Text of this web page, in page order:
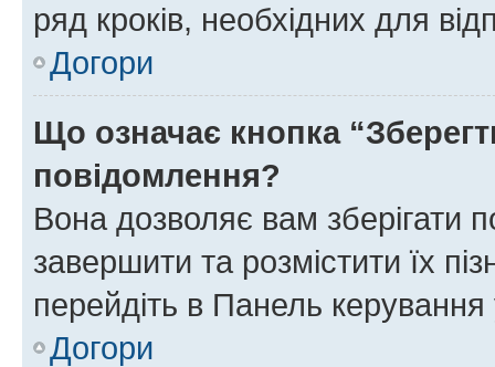
ряд кроків, необхідних для
Догори
Що означає кнопка
повідомлення?
Вона дозволяє вам зберігати
завершити та розмістити їх
перейдіть в Панель керування
Догори